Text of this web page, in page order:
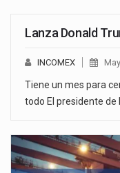
Lanza Donald
INCOMEX
Tiene un mes para
todo El presidente de